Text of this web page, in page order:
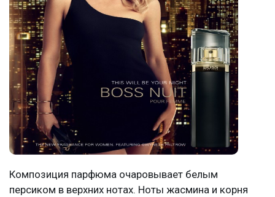
Композиция парфюма очаровывает белым
персиком в верхних нотах. Ноты жасмина и корня